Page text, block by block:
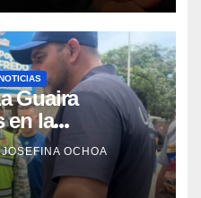
Guaira
en la
de
OCHOA